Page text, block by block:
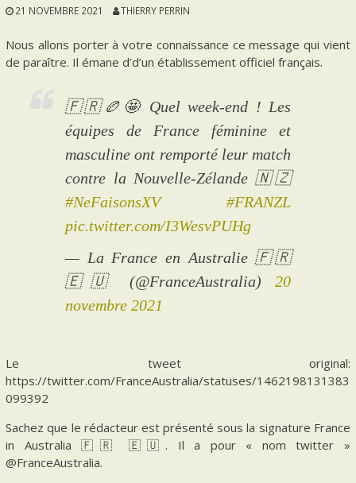
21 NOVEMBRE 2021 THIERRY PERRIN
Nous allons porter à votre connaissance ce message qui vient
de paraître. Il émane d’d’un établissement officiel français.
🇫🇷🏉🤩 Quel week-end ! Les
équipes de France féminine et
masculine ont remporté leur match
contre la Nouvelle-Zélande 🇳🇿
#NeFaisonsXV
#FRANZL
pic.twitter.com/I3WesvPUHg
— La France en Australie 🇫🇷
🇪🇺 (@FranceAustralia) 20
novembre 2021
Le tweet original:
https://twitter.com/FranceAustralia/statuses/1462198131383
099392
Sachez que le rédacteur est présenté sous la signature France
in Australia 🇫🇷 🇪🇺. Il a pour « nom twitter »
@FranceAustralia.